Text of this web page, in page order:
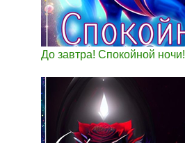
До завтра! Спокойной ночи!